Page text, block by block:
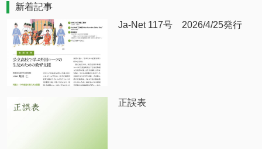
新着記事
Ja-Net 117号 2026/4/25発行
正誤表